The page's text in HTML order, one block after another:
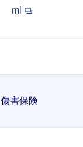
ml
傷害保険